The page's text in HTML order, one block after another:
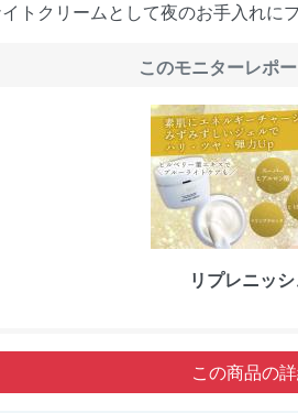
トクリームとして夜のお手入れに
このモニターレポ
リプレニッ
この商品の